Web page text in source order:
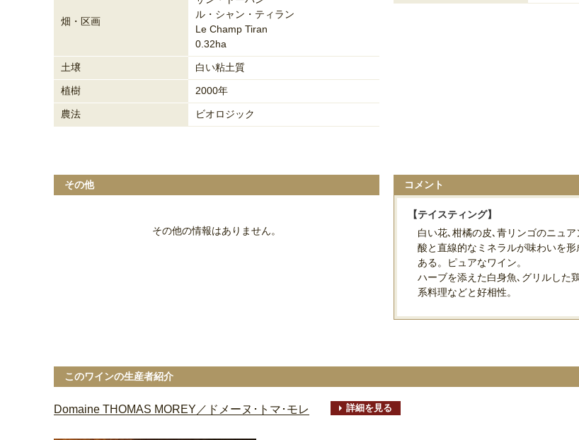
畑・区画
ル・シャン・ティラン
Le Champ Tiran
0.32ha
土壌 白い粘土質
植樹 2000年
農法 ビオロジック
その他
その他の情報はありません。
コメント
【テイスティング】
白い花､柑橘の皮､青リンゴのニュ
酸と直線的なミネラルが味わいを
ある。ピュアなワイン。
ハーブを添えた白身魚､グリルした
系料理などと好相性。
このワインの生産者紹介
Domaine THOMAS MOREY／ドメーヌ･トマ･モレ 詳細を見る